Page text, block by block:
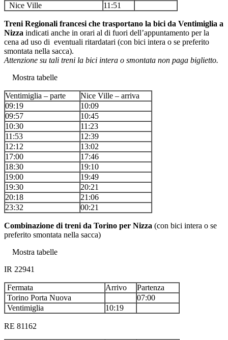
Nice Ville
11:51
Treni Regionali francesi che trasportano la bici da Ventimiglia a
Nizza indicati anche in orari al di fuori dell’appuntamento per la
cena ad uso di eventuali ritardatari (con bici intera o se preferito
smontata nella sacca).
Attenzione su tali treni la bici intera o smontata non paga biglietto.
Mostra tabelle
Ventimiglia – parte
Nice Ville – arriva
09:19
10:09
09:57
10:45
10:30
11:23
11:53
12:39
12:12
13:02
17:00
17:46
18:30
19:10
19:00
19:49
19:30
20:21
20:18
21:06
23:32
00:21
Combinazione di treni da Torino per Nizza (con bici intera o se
preferito smontata nella sacca)
Mostra tabelle
IR 22941
Fermata Arrivo
Partenza
Torino Porta Nuova
07:00
Ventimiglia
10:19
RE 81162